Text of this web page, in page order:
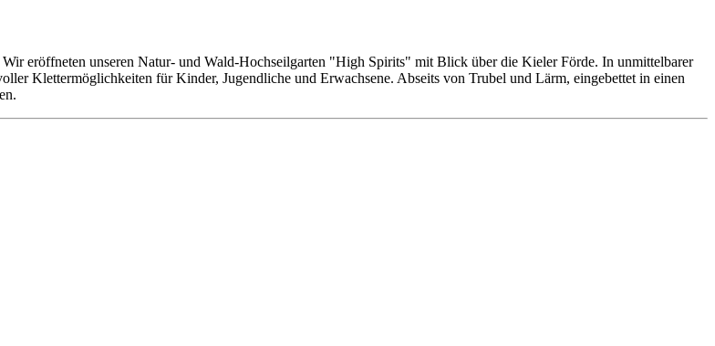
eröffneten unseren Natur- und Wald-Hochseilgarten "High Spirits" mit Blick über die Kieler Förde. In unmittelbarer
Klettermöglichkeiten für Kinder, Jugendliche und Erwachsene. Abseits von Trubel und Lärm, eingebettet in einen